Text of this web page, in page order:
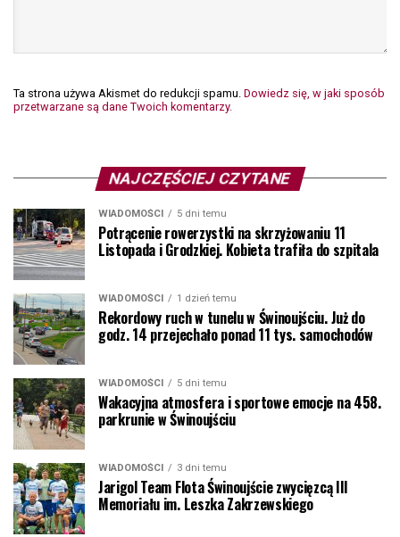
Ta strona używa Akismet do redukcji spamu. Dowiedz się, w jaki sposób
przetwarzane są dane Twoich komentarzy.
NAJCZĘŚCIEJ CZYTANE
WIADOMOŚCI 5 dni temu
Potrącenie rowerzystki na skrzyżowaniu 11
Listopada i Grodzkiej. Kobieta trafiła do szpitala
WIADOMOŚCI 1 dzień temu
Rekordowy ruch w tunelu w Świnoujściu. Już do
godz. 14 przejechało ponad 11 tys. samochodów
WIADOMOŚCI 5 dni temu
Wakacyjna atmosfera i sportowe emocje na 458.
parkrunie w Świnoujściu
WIADOMOŚCI 3 dni temu
Jarigol Team Flota Świnoujście zwycięzcą III
Memoriału im. Leszka Zakrzewskiego